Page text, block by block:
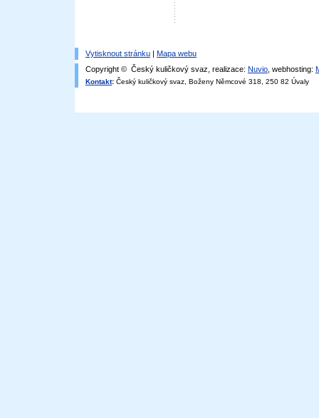
Vytisknout stránku | Mapa webu
Copyright © Český kuličkový svaz, realizace: Nuvio , webhosting:
Kontakt: Český kuličkový svaz, Boženy Němcové 318, 250 82 Úvaly